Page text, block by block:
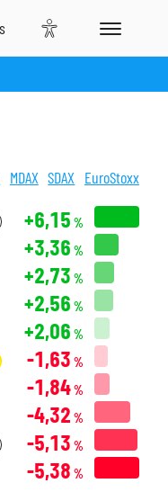
MDAX SDAX EuroStoxx
+6,15 %
+3,36 %
+2,73 %
+2,56 %
+2,06 %
-1,63 %
-1,84%
-4,32 %
-5,13 %
-5,38 %